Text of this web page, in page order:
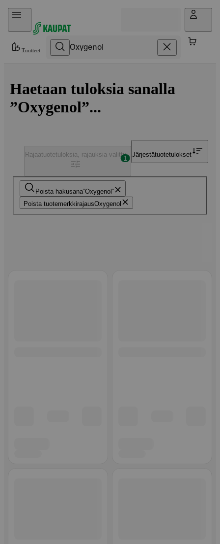
Hyppää sisältöön
Tuotteet
Haetaan tuloksia sanalla
”Oxygenol”...
Poista hakusana Oxygenol
Poista tuotemerkkirajausOxygenol
Rajaatuotetuloksia, rajauksia valittu
1
Järjestätuotetulokset